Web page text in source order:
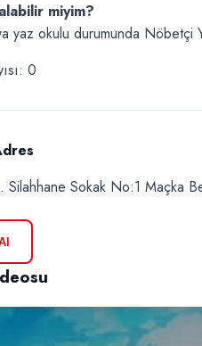
miyim?
yaz okulu durumunda Nöbetçi
0
Silahhane Sokak No:1 Maçka